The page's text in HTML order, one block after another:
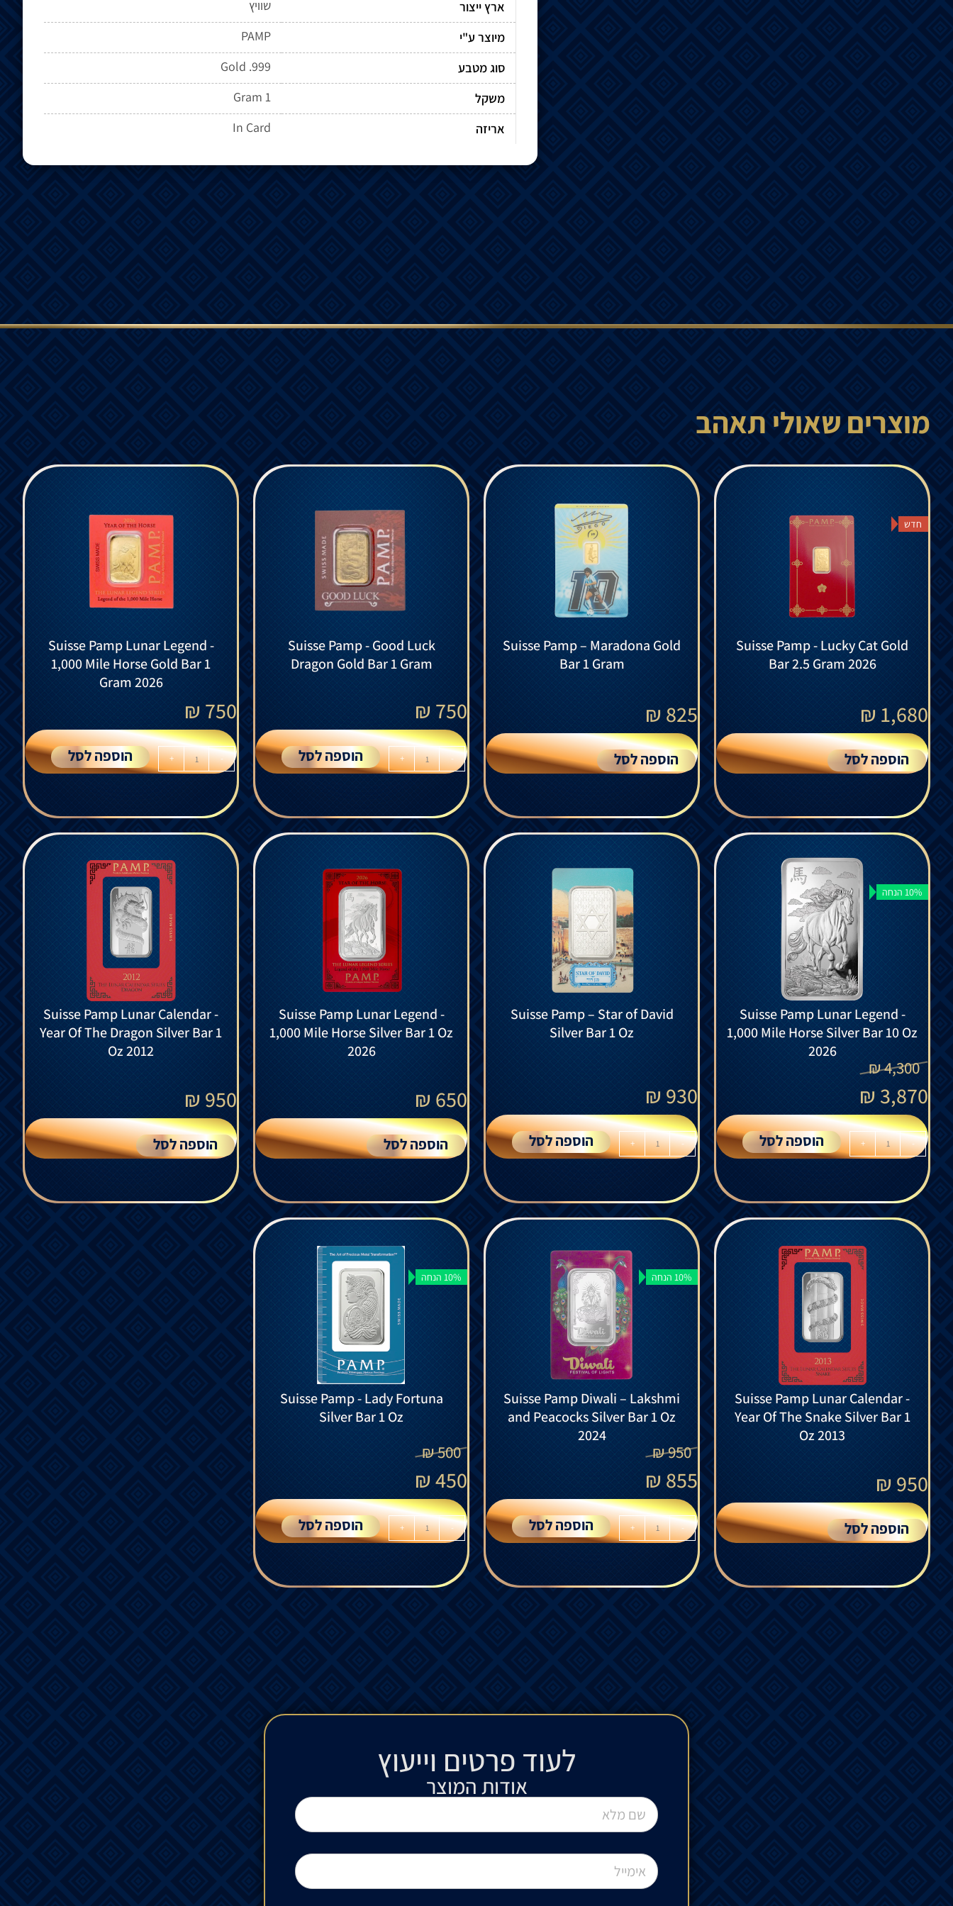
ארץ ייצור
שוויץ
מיוצר ע"י
PAMP
סוג מטבע
Gold .999
משקל
1 Gram
אריזה
In Card
מוצרים שאולי תאהב
חדש
Suisse Pamp - Lucky Cat Gold
Bar 2.5 Gram 2026
1,680
₪
הוספה לסל
Suisse Pamp – Maradona Gold
Bar 1 Gram
825
₪
הוספה לסל
Suisse Pamp - Good Luck
Dragon Gold Bar 1 Gram
750
₪
-
+ הוספה לסל
Suisse Pamp Lunar Legend -
1,000 Mile Horse Gold Bar 1
Gram 2026
750
₪
-
+ הוספה לסל
10% הנחה
Suisse Pamp Lunar Legend -
1,000 Mile Horse Silver Bar 10 Oz
2026
4,300
₪
3,870
₪
-
+ הוספה לסל
Suisse Pamp – Star of David
Silver Bar 1 Oz
930
₪
-
+ הוספה לסל
Suisse Pamp Lunar Legend -
1,000 Mile Horse Silver Bar 1 Oz
2026
650
₪
הוספה לסל
Suisse Pamp Lunar Calendar -
Year Of The Dragon Silver Bar 1
Oz 2012
950
₪
הוספה לסל
Suisse Pamp Lunar Calendar -
Year Of The Snake Silver Bar 1
Oz 2013
950
₪
הוספה לסל
10% הנחה
Suisse Pamp Diwali – Lakshmi
and Peacocks Silver Bar 1 Oz
2024
950
₪
855
₪
-
+ הוספה לסל
10% הנחה
Suisse Pamp - Lady Fortuna
Silver Bar 1 Oz
500
₪
450
₪
-
+ הוספה לסל
לעוד פרטים וייעוץ​
אודות המוצר